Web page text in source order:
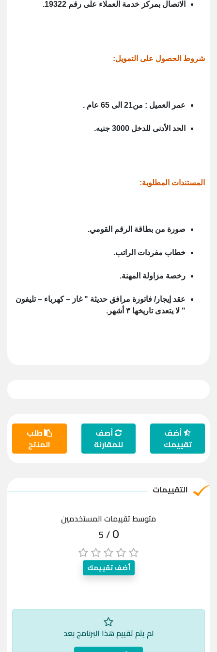
الاتصال بمركز خدمة العملاء على رقم 19322.
شروط الحصول على التمويل:
عمر العميل : من21 الى 65 عام .
الحد الأدنى للدخل 3000 جنيه.
المستندات المطلوبة:
صورة من بطاقة الرقم القومي.
خطاب مفردات الراتب.
رخصة مزاولة المهنة.
عقد إيجار/ فاتورة مرافق حديثة " غاز – كهرباء – تليفون
" لا يتعدى تاريخها ٣ أشهر.
أضف
تقييمك
أصف
للمقارنة
طلب
المنتج
التقييمات
متوسط تقييمات المستخدمين
0
/ 5
أضف تقييمك
لم يتم تقييم هذا البرنامج بعد